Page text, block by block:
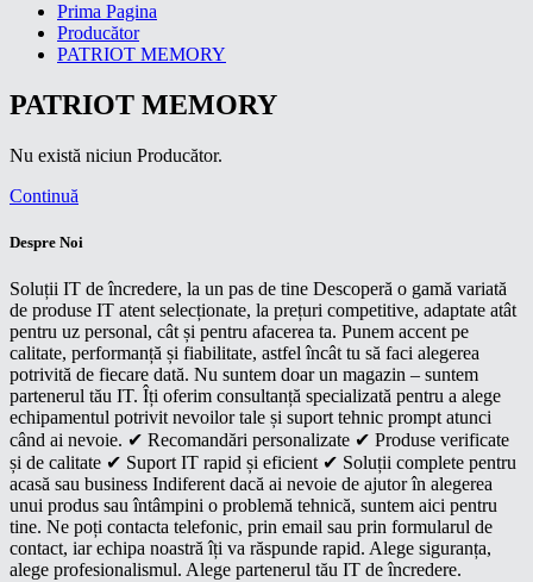
Prima Pagina
Producător
PATRIOT MEMORY
PATRIOT MEMORY
Nu există niciun Producător.
Continuă
Despre Noi
Soluții IT de încredere, la un pas de tine Descoperă o gamă variată
de produse IT atent selecționate, la prețuri competitive, adaptate atât
pentru uz personal, cât și pentru afacerea ta. Punem accent pe
calitate, performanță și fiabilitate, astfel încât tu să faci alegerea
potrivită de fiecare dată. Nu suntem doar un magazin – suntem
partenerul tău IT. Îți oferim consultanță specializată pentru a alege
echipamentul potrivit nevoilor tale și suport tehnic prompt atunci
când ai nevoie. ✔ Recomandări personalizate ✔ Produse verificate
și de calitate ✔ Suport IT rapid și eficient ✔ Soluții complete pentru
acasă sau business Indiferent dacă ai nevoie de ajutor în alegerea
unui produs sau întâmpini o problemă tehnică, suntem aici pentru
tine. Ne poți contacta telefonic, prin email sau prin formularul de
contact, iar echipa noastră îți va răspunde rapid. Alege siguranța,
alege profesionalismul. Alege partenerul tău IT de încredere.